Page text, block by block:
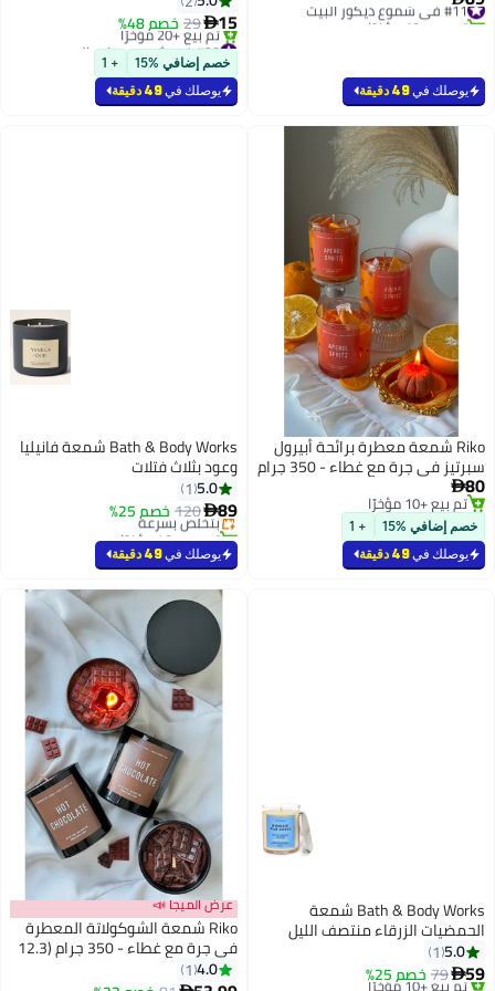
تم بيع +10 مؤخرًا
#11 في شموع ديكور البيت
يوصلك في49 دقيقة
15
29 خصم 48%
#38 في شموع ديكور البيت
أقل سعر في السنة
تم بيع +20 مؤخرًا
#38 في شموع ديكور البيت
خصم إضافي %15 + 1
يوصلك في49 دقيقة
Riko شمعة معطرة برائحة أبيرول
سبرتيز في جرة مع غطاء - 350 جرام
رائحة برتقالية | لون برتقالي | مثالية
للهدايا، ديكور المنزل، الحفلات وعطر
الغرف | مثالية لديكور غرفة
المعيشة والمكتب
80
تم بيع +10 مؤخرًا
تم بيع +10 مؤخرًا
خصم إضافي %15 + 1
يوصلك في49 دقيقة
Bath & Body Works شمعة فانيليا
وعود بثلاث فتلات
5.0
1
89
120 خصم 25%
بتخلّص بسرعة
تم بيع +40 مؤخرًا
بتخلّص بسرعة
يوصلك في49 دقيقة
Bath & Body Works شمعة
الحمضيات الزرقاء منتصف الليل
5.0
1
59
79 خصم 25%
عرض الميجا 📣
Riko شمعة الشوكولاتة المعطرة
في جرة مع غطاء - 350 جرام (12.3
أونصة) | 100% شمع الصويا | عطر 4.0
1